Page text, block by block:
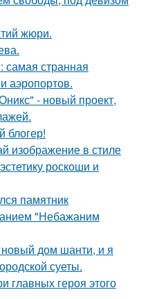
жюри.
самая странная
аэропортов.
- новый проект,
блогер!
изображение в стиле
роскоши и
памятник
"Небажаним
дом шанти, и я
суеты.
главных героя этого